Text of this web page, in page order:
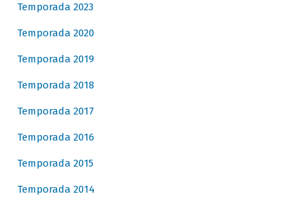
Temporada 2023
Temporada 2020
Temporada 2019
Temporada 2018
Temporada 2017
Temporada 2016
Temporada 2015
Temporada 2014